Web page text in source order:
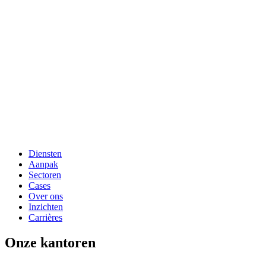
Diensten
Aanpak
Sectoren
Cases
Over ons
Inzichten
Carrières
Onze kantoren